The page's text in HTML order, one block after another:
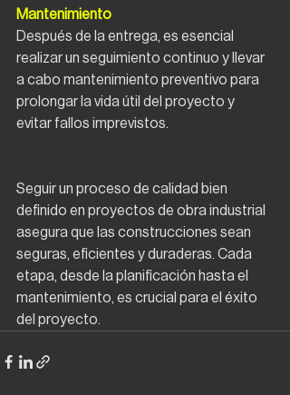
Mantenimiento
Después de la entrega, es esencial
realizar un seguimiento continuo y llevar
a cabo mantenimiento preventivo para
prolongar la vida útil del proyecto y
evitar fallos imprevistos.
Seguir un proceso de calidad bien
definido en proyectos de obra industrial
asegura que las construcciones sean
seguras, eficientes y duraderas. Cada
etapa, desde la planificación hasta el
mantenimiento, es crucial para el éxito
del proyecto.